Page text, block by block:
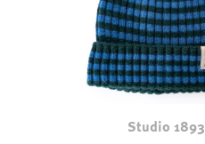
Studio 1893